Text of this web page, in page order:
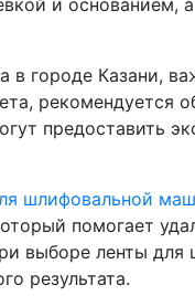
в городе Казани,
рекомендуется
предоставить
шлифовальной
помогает
выборе ленты
результата.